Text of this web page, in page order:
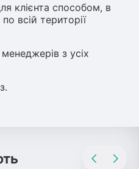
клієнта способом, в
всій території
з усіх